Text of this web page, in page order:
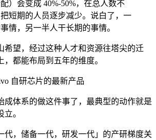
）会变成 40%-50%，在总人数不
短期的人员逐步减少。说白了，一
情，另一半人干长期的事情。
希望，经过这种人才和资源往塔尖的迁
都能布局到五年的维度。
自研芯片的最新产品
成体系的做这件事了，最典型的动作就是
。
代，储备一代，研发一代」的产研梯度关